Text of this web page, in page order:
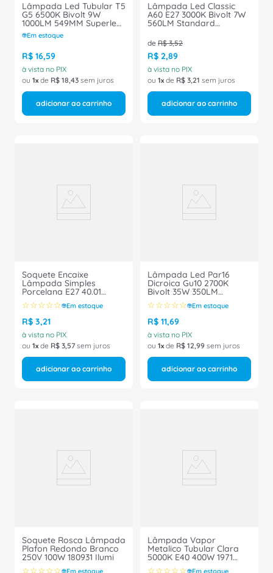
Lâmpada Led Tubular T5
G5 6500K Bivolt 9W
1000LM 549MM Superled
5526 Ourolux
Em estoque
R$ 16,59
à vista no PIX
ou 1 de R$ 18,43 sem juros
adicionar ao carrinho
Lâmpada Led Classic
A60 E27 3000K Bivolt 7W
560LM Standard
de R$ 3,52
R$ 2,89
à vista no PIX
ou 1 de R$ 3,21 sem juros
adicionar ao carrinho
Soquete Encaixe
Lâmpada Simples
Porcelana E27 40.01
Foxlux
☆☆☆☆☆ Em estoque
R$ 3,21
à vista no PIX
ou 1 de R$ 3,57 sem juros
adicionar ao carrinho
Lâmpada Led Par16
Dicroica Gu10 2700K
Bivolt 35W 350LM
Essential 929002350311
Philips
☆☆☆☆☆ Em estoque
R$ 11,69
à vista no PIX
ou 1 de R$ 12,99 sem juros
adicionar ao carrinho
Soquete Rosca Lâmpada
Plafon Redondo Branco
250V 100W 180931 Ilumi
☆☆☆☆☆ Em estoque
Lâmpada Vapor
Metalico Tubular Clara
5000K E40 400W 1971
Ourolux
☆☆☆☆☆ Em estoque